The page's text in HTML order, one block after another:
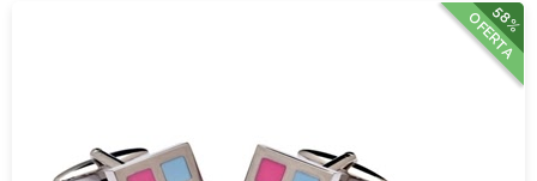
58%
OFERTA